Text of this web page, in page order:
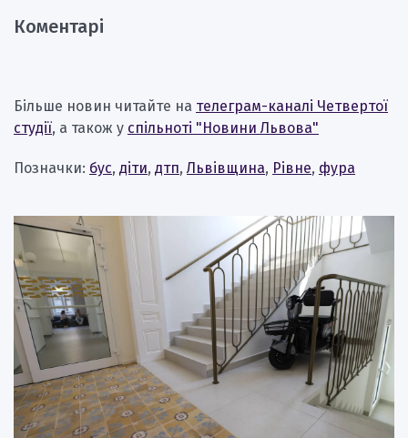
Коментарі
Більше новин читайте на телеграм-каналі Четвертої
студії, а також у спільноті "Новини Львова"
Позначки: бус, діти, дтп, Львівщина, Рівне, фура